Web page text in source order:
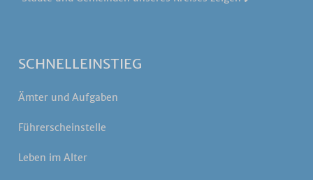
SCHNELLEINSTIEG
Ämter und Aufgaben
Führerscheinstelle
Leben im Alter